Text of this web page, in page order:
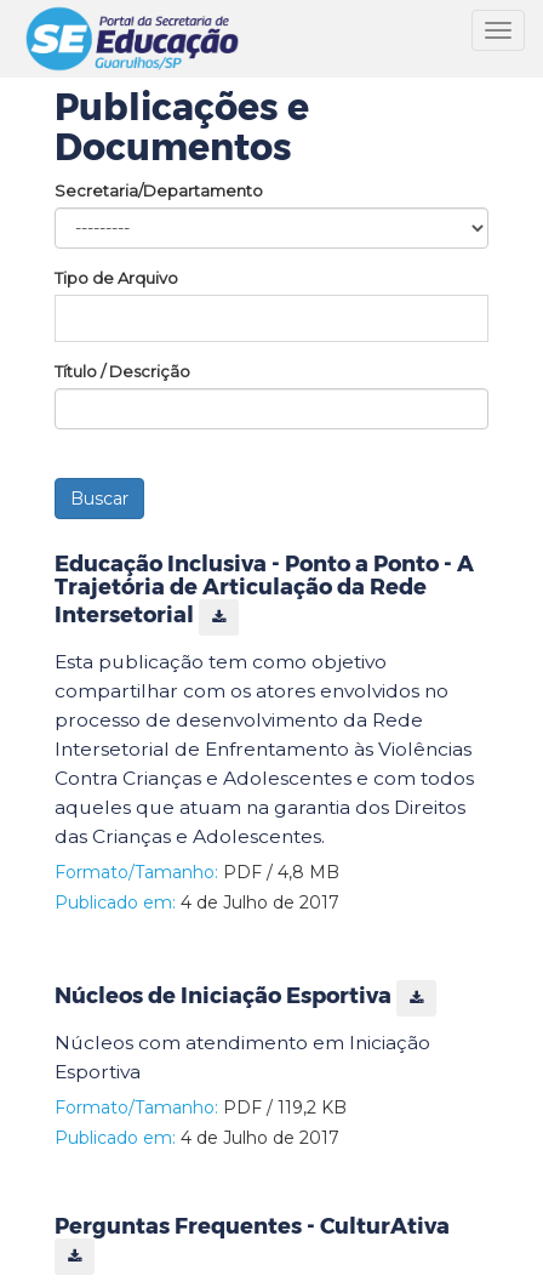
Publicações e
Documentos
Secretaria/Departamento
Tipo de Arquivo
Título / Descrição
Educação Inclusiva - Ponto a Ponto - A
Trajetória de Articulação da Rede
Intersetorial
Esta publicação tem como objetivo
compartilhar com os atores envolvidos no
processo de desenvolvimento da Rede
Intersetorial de Enfrentamento às Violências
Contra Crianças e Adolescentes e com todos
aqueles que atuam na garantia dos Direitos
das Crianças e Adolescentes.
Formato/Tamanho: PDF / 4,8 MB
Publicado em: 4 de Julho de 2017
Núcleos de Iniciação Esportiva
Núcleos com atendimento em Iniciação
Esportiva
Formato/Tamanho: PDF / 119,2 KB
Publicado em: 4 de Julho de 2017
Perguntas Frequentes - CulturAtiva